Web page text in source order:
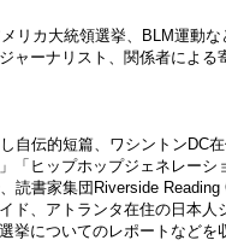
リカ大統領選挙、BLM運動な
ャーナリスト、関係者による
自伝的短篇、ワシントンDC
「ヒップホップジェネレーシ
読書家集団Riverside Reading
ド、アトランタ在住の日本人
挙についてのレポートなどを